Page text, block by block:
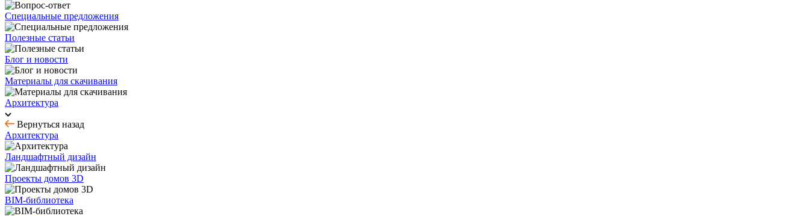
Специальные предложения
Полезные статьи
Блог и новости
Материалы для скачивания
Архитектура
Вернуться назад
Архитектура
Ландшафтный дизайн
Проекты домов 3D
BIM-библиотека